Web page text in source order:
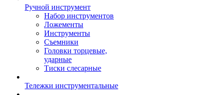
Ручной инструмент
Набор инструментов
Ложементы
Инструменты
Съемники
Головки торцевые,
ударные
Тиски слесарные
Тележки инструментальные